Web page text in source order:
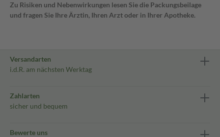
Zu Risiken und Nebenwirkungen lesen Sie die Packungsbeilage
und fragen Sie Ihre Ärztin, Ihren Arzt oder in Ihrer Apotheke.
Versandarten
i.d.R. am nächsten Werktag
Zahlarten
sicher und bequem
Bewerte uns